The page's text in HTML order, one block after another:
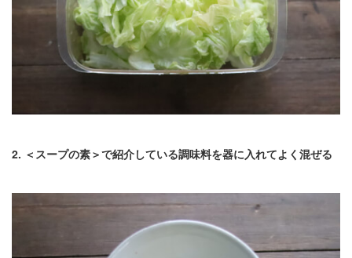
2. ＜スープの素＞で紹介している調味料を器に入れてよく混ぜる